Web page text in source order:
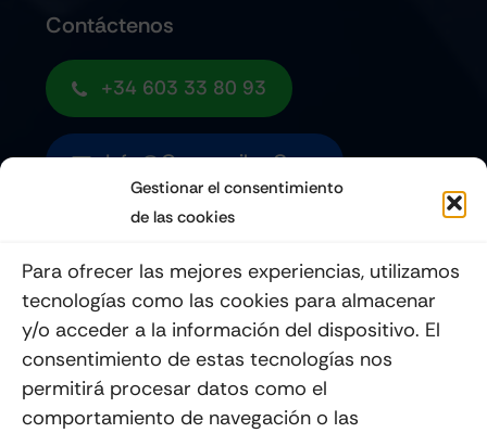
Gestionar el consentimiento
de las cookies
Para ofrecer las mejores experiencias, utilizamos
tecnologías como las cookies para almacenar
y/o acceder a la información del dispositivo. El
consentimiento de estas tecnologías nos
permitirá procesar datos como el
comportamiento de navegación o las
Contáctenos
+34 603 33 80 93
Info@quemoviles.com
Enviar